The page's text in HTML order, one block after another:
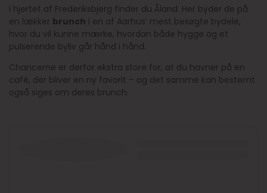
I hjertet af Frederiksbjerg finder du Åland. Her byder de på
en lækker brunch i en af Aarhus’ mest besøgte bydele,
hvor du vil kunne mærke, hvordan både hygge og et
pulserende byliv går hånd i hånd.
Chancerne er derfor ekstra store for, at du havner på en
café, der bliver en ny favorit – og det samme kan bestemt
også siges om deres brunch.